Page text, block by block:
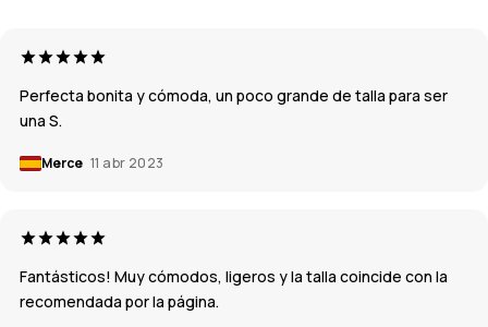
Perfecta bonita y cómoda, un poco grande de talla para ser
una S.
Merce 11 abr 2023
Fantásticos! Muy cómodos, ligeros y la talla coincide con la
recomendada por la página.